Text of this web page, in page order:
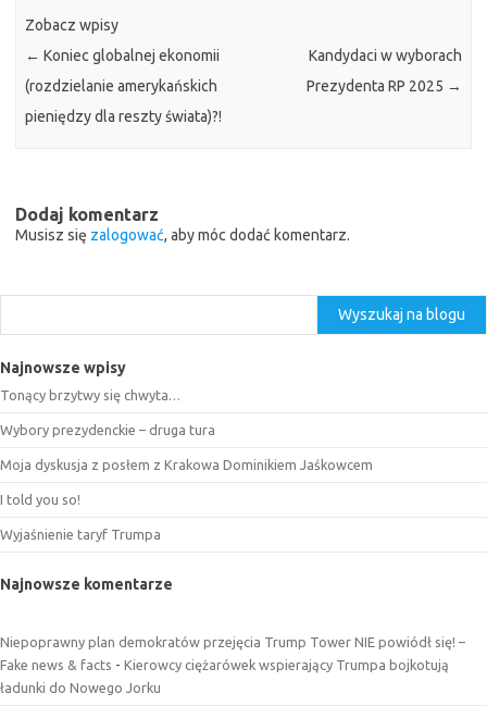
Zobacz wpisy
← Koniec globalnej ekonomii
(rozdzielanie amerykańskich
pieniędzy dla reszty świata)?!
Kandydaci w wyborach
Prezydenta RP 2025 →
Dodaj komentarz
Musisz się zalogować, aby móc dodać komentarz.
Wyszukaj na blogu
Najnowsze wpisy
Tonący brzytwy się chwyta…
Wybory prezydenckie – druga tura
Moja dyskusja z posłem z Krakowa Dominikiem Jaśkowcem
I told you so!
Wyjaśnienie taryf Trumpa
Najnowsze komentarze
Niepoprawny plan demokratów przejęcia Trump Tower NIE powiódł się! –
Fake news & facts - Kierowcy ciężarówek wspierający Trumpa bojkotują
ładunki do Nowego Jorku